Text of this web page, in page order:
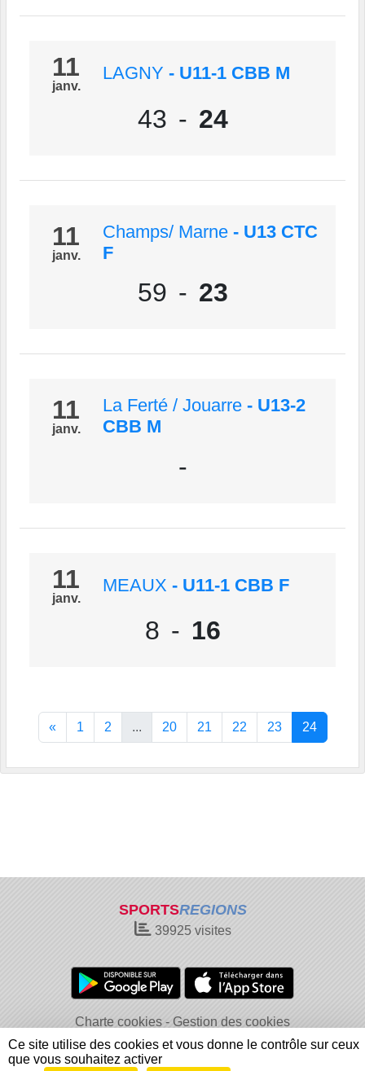
11
janv.
LAGNY - U11-1 CBB M
43 - 24
11
janv.
Champs/ Marne - U13 CTC
F
59 - 23
11
janv.
La Ferté / Jouarre - U13-2
CBB M
-
11
janv.
MEAUX - U11-1 CBB F
8 - 16
« 1 2 ... 20 21 22 23 24
SPORTSREGIONS
39925visites
Charte cookies
Gestion des cookies
Informations légales
Signaler un contenu inapproprié
Ce site utilise des cookies et vous donne le contrôle sur ceux
que vous souhaitez activer